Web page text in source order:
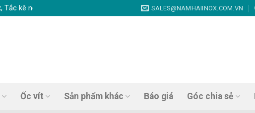
nở inox, Vít tự khoan inox, Vít trí, Vít gỗ, Giá tốt nhất, Chất lượng hàng đầu!
SALES@NAMHAIINOX.COM.VN
Ốc vít Sản phẩm khác Báo giá Góc chia sẻ